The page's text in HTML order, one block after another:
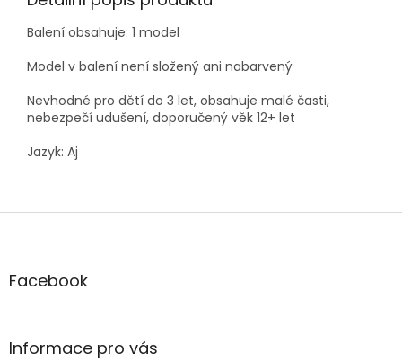
Balení obsahuje: 1 model
Model v balení není složený ani nabarvený
Nevhodné pro dětí do 3 let, obsahuje malé časti,
nebezpečí udušení, doporučený věk 12+ let
Jazyk: Aj
Z
aFacebook
Informace pro vás